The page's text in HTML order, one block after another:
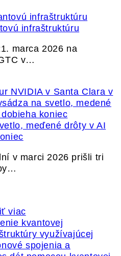
infraštruktúru
marca 2026 na
v…
meďené drôty v AI
v marci 2026 prišli tri
viac